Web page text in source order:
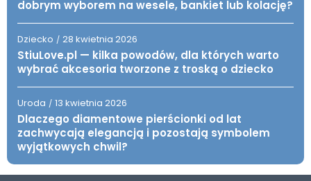
dobrym wyborem na wesele, bankiet lub kolację?
Dziecko / 28 kwietnia 2026
StiuLove.pl — kilka powodów, dla których warto
wybrać akcesoria tworzone z troską o dziecko
Uroda / 13 kwietnia 2026
Dlaczego diamentowe pierścionki od lat
zachwycają elegancją i pozostają symbolem
wyjątkowych chwil?